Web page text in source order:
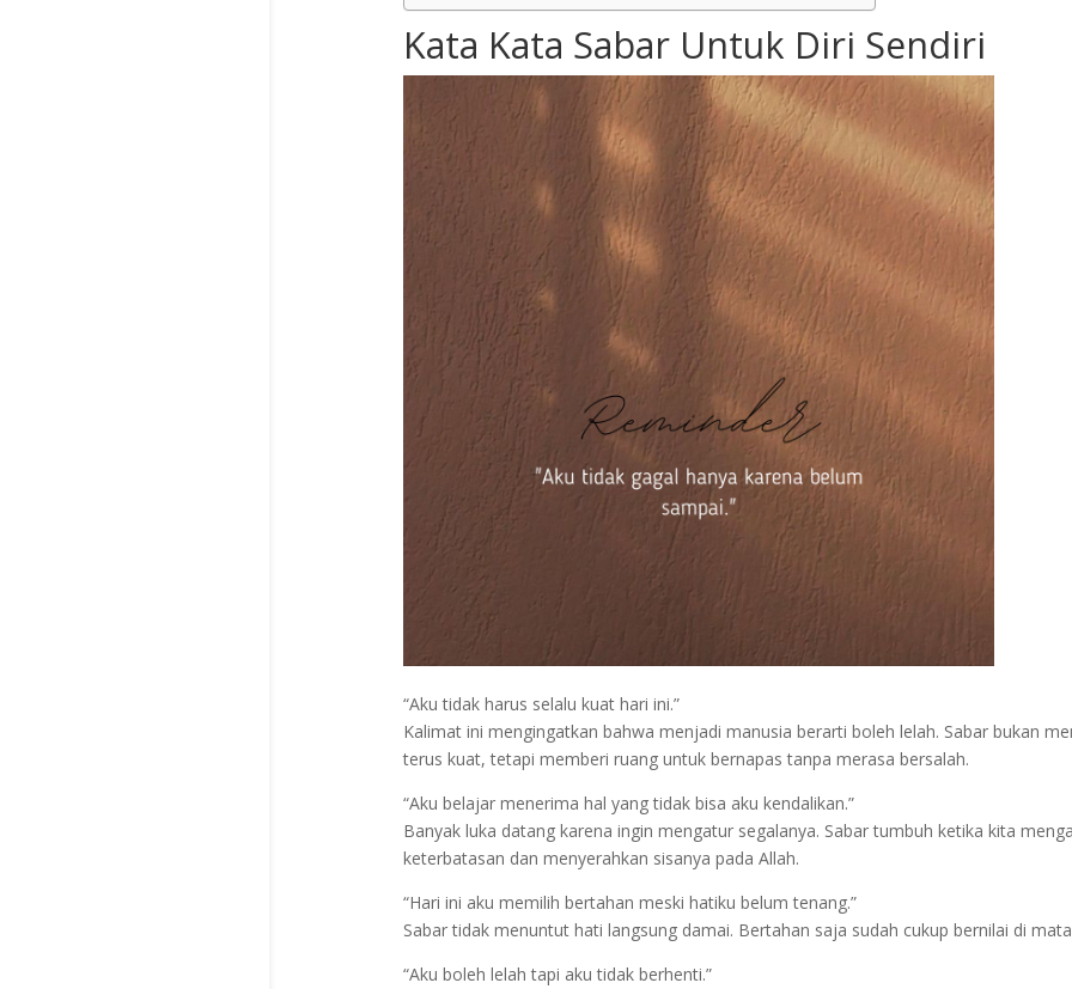
Kata Kata Sabar Untuk Diri Sendiri
“Aku tidak harus selalu kuat hari ini.”
Kalimat ini mengingatkan bahwa menjadi manusia berarti boleh lelah. Sabar bukan
terus kuat, tetapi memberi ruang untuk bernapas tanpa merasa bersalah.
“Aku belajar menerima hal yang tidak bisa aku kendalikan.”
Banyak luka datang karena ingin mengatur segalanya. Sabar tumbuh ketika kita
keterbatasan dan menyerahkan sisanya pada Allah.
“Hari ini aku memilih bertahan meski hatiku belum tenang.”
Sabar tidak menuntut hati langsung damai. Bertahan saja sudah cukup bernilai di
“Aku boleh lelah tapi aku tidak berhenti.”